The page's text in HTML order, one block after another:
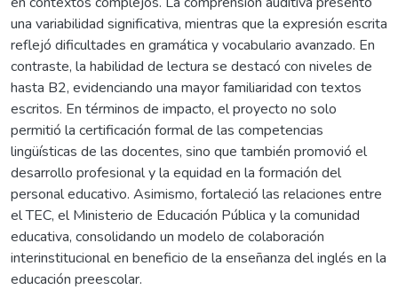
una variabilidad significativa, mientras que la expresión escrita
reflejó dificultades en gramática y vocabulario avanzado. En
contraste, la habilidad de lectura se destacó con niveles de
hasta B2, evidenciando una mayor familiaridad con textos
escritos. En términos de impacto, el proyecto no solo
permitió la certificación formal de las competencias
lingüísticas de las docentes, sino que también promovió el
desarrollo profesional y la equidad en la formación del
personal educativo. Asimismo, fortaleció las relaciones entre
el TEC, el Ministerio de Educación Pública y la comunidad
educativa, consolidando un modelo de colaboración
interinstitucional en beneficio de la enseñanza del inglés en la
educación preescolar.